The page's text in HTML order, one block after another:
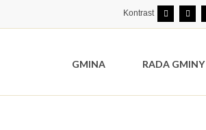
Kontrast
GMINA RADA GMINY